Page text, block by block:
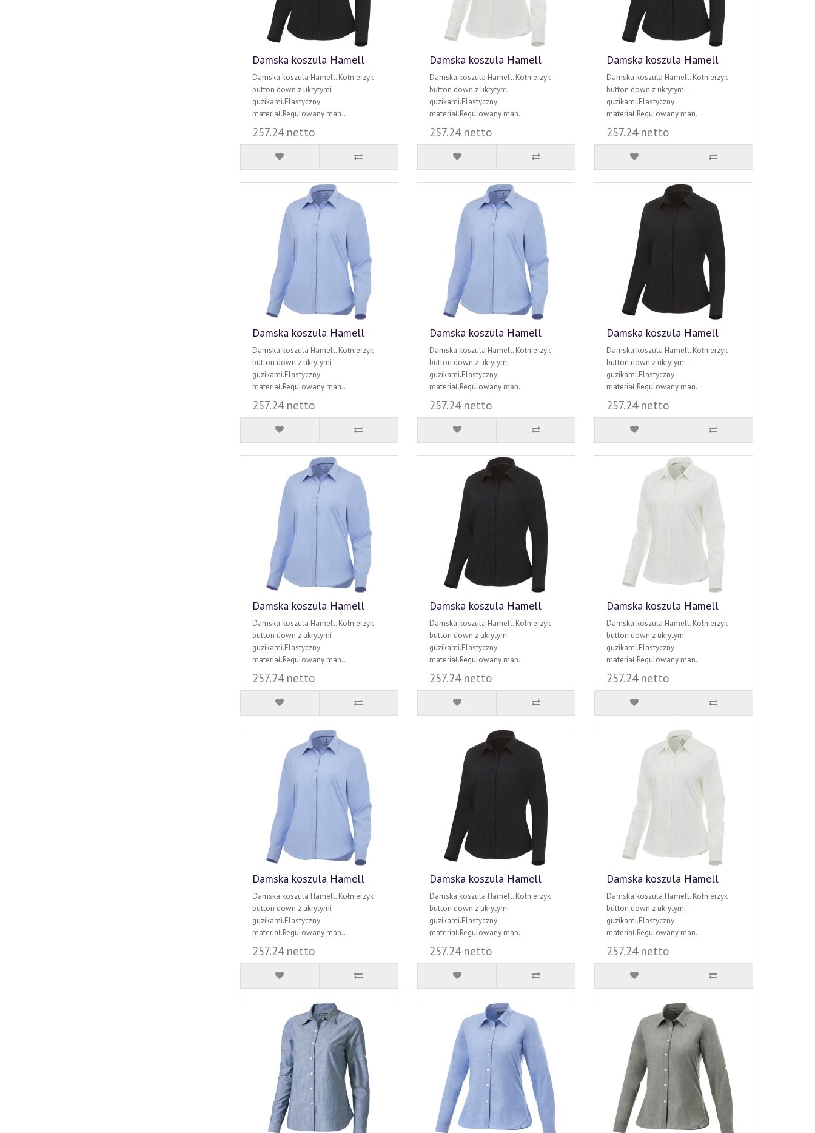
Damska koszula Hamell
Damska koszula Hamell. Kołnierzyk
button down z ukrytymi
guzikami.Elastyczny
materiał.Regulowany man..
257.24 netto
Damska koszula Hamell
Damska koszula Hamell. Kołnierzyk
button down z ukrytymi
guzikami.Elastyczny
materiał.Regulowany man..
257.24 netto
Damska koszula Hamell
Damska koszula Hamell. Kołnierzyk
button down z ukrytymi
guzikami.Elastyczny
materiał.Regulowany man..
257.24 netto
Damska koszula Hamell
Damska koszula Hamell. Kołnierzyk
button down z ukrytymi
guzikami.Elastyczny
materiał.Regulowany man..
257.24 netto
Damska koszula Hamell
Damska koszula Hamell. Kołnierzyk
button down z ukrytymi
guzikami.Elastyczny
materiał.Regulowany man..
257.24 netto
Damska koszula Hamell
Damska koszula Hamell. Kołnierzyk
button down z ukrytymi
guzikami.Elastyczny
materiał.Regulowany man..
257.24 netto
Damska koszula Hamell
Damska koszula Hamell. Kołnierzyk
button down z ukrytymi
guzikami.Elastyczny
materiał.Regulowany man..
257.24 netto
Damska koszula Hamell
Damska koszula Hamell. Kołnierzyk
button down z ukrytymi
guzikami.Elastyczny
materiał.Regulowany man..
257.24 netto
Damska koszula Hamell
Damska koszula Hamell. Kołnierzyk
button down z ukrytymi
guzikami.Elastyczny
materiał.Regulowany man..
257.24 netto
Damska koszula Hamell
Damska koszula Hamell. Kołnierzyk
button down z ukrytymi
guzikami.Elastyczny
materiał.Regulowany man..
257.24 netto
Damska koszula Hamell
Damska koszula Hamell. Kołnierzyk
button down z ukrytymi
guzikami.Elastyczny
materiał.Regulowany man..
257.24 netto
Damska koszula Hamell
Damska koszula Hamell. Kołnierzyk
button down z ukrytymi
guzikami.Elastyczny
materiał.Regulowany man..
257.24 netto